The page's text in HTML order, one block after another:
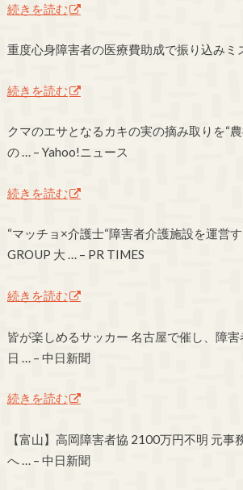
続きを読む
重度心身障害者の医療費助成で振り込みミ
続きを読む
クマのエサとなるカキの実の摘み取りを“
の … – Yahoo!ニュース
続きを読む
“マッチョ×介護士“障害者介護施設を運営
GROUP 大 … – PR TIMES
続きを読む
皆が楽しめるサッカー 名古屋で催し、障
日 … – 中日新聞
続きを読む
【富山】高岡障害者協 2100万円不明 元事
へ … – 中日新聞